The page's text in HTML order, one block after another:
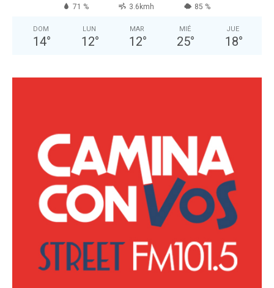
71 % 3.6kmh 85 %
DOM
14°
LUN
12°
MAR
12°
MIÉ
25°
JUE
18°